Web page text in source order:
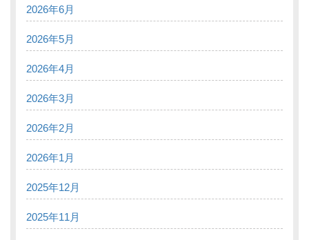
2026年6月
2026年5月
2026年4月
2026年3月
2026年2月
2026年1月
2025年12月
2025年11月